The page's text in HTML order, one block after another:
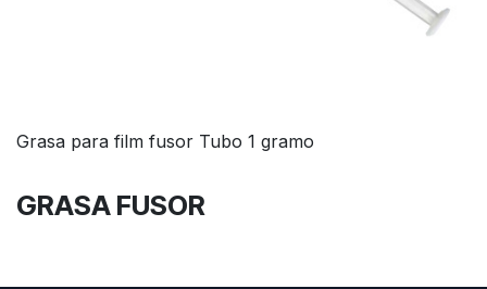
Grasa para film fusor Tubo 1 gramo
GRASA FUSOR